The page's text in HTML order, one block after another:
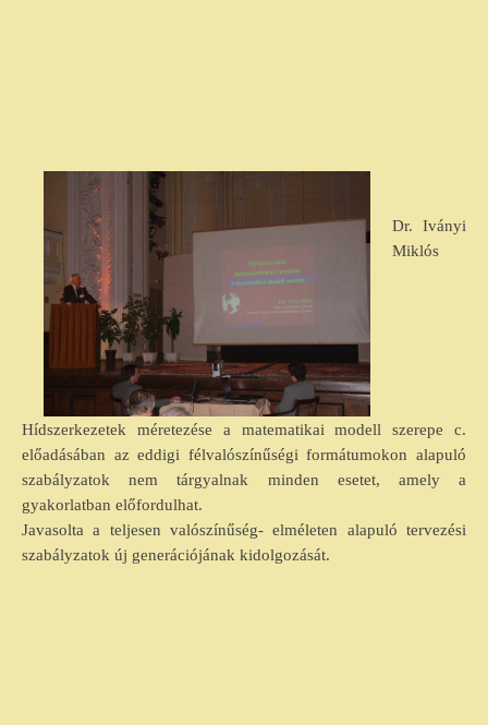
Dr. Iványi
Miklós
Hídszerkezetek méretezése a matematikai modell szerepe c.
előadásában az eddigi félvalószínűségi formátumokon alapuló
szabályzatok nem tárgyalnak minden esetet, amely a
gyakorlatban előfordulhat.
Javasolta a teljesen valószínűség- elméleten alapuló tervezési
szabályzatok új generációjának kidolgozását.